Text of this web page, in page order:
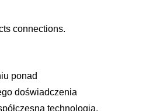
connections.
ponad
doświadczenia
technologią,